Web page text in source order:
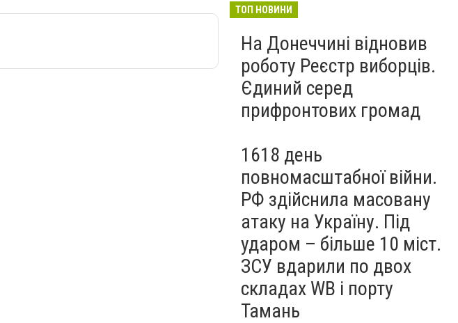
до МОН
ТОП НОВИНИ
На Донеччині відновив
роботу Реєстр виборців.
Єдиний серед
прифронтових громад
1618 день
повномасштабної війни.
РФ здійснила масовану
атаку на Україну. Під
ударом – більше 10 міст.
ЗСУ вдарили по двох
складах WB і порту
Тамань